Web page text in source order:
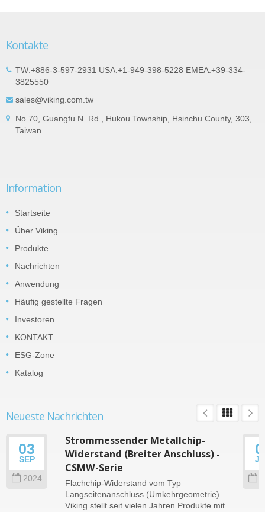
Kontakte
TW:+886-3-597-2931 USA:+1-949-398-5228 EMEA:+39-334-
3825550
sales@viking.com.tw
No.70, Guangfu N. Rd., Hukou Township, Hsinchu County, 303,
Taiwan
Information
Startseite
Über Viking
Produkte
Nachrichten
Anwendung
Häufig gestellte Fragen
Investoren
KONTAKT
ESG-Zone
Katalog
Neueste Nachrichten
03
SEP
2024
Strommessender Metallchip-
Widerstand (Breiter Anschluss) -
CSMW-Serie
Flachchip-Widerstand vom Typ
Langseitenanschluss (Umkehrgeometrie).
Viking stellt seit vielen Jahren Produkte mit